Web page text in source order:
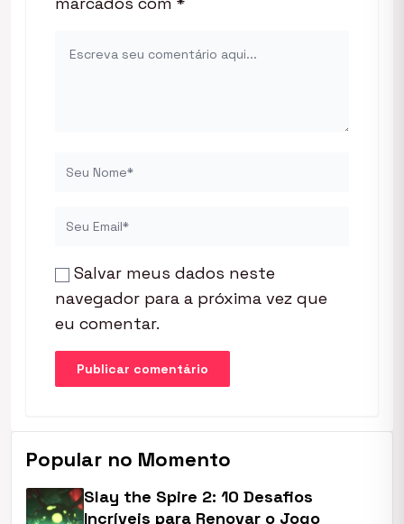
Salvar meus dados neste
navegador para a próxima vez que
eu comentar.
Popular no Momento
Slay the Spire 2: 10 Desafios
Incríveis para Renovar o Jogo